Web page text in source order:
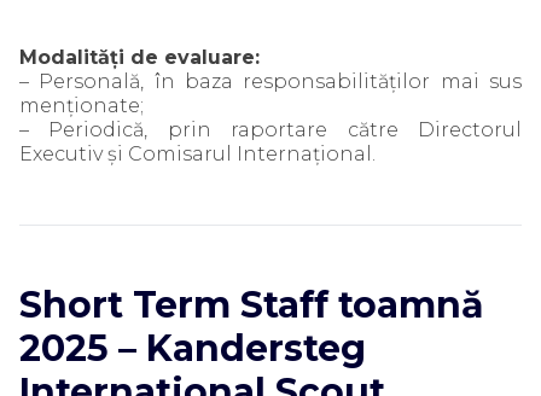
Modalități de evaluare:
– Personală, în baza responsabilităților mai sus
menționate;
– Periodică, prin raportare către Directorul
Executiv și Comisarul Internațional.
Short Term Staff toamnă
2025 – Kandersteg